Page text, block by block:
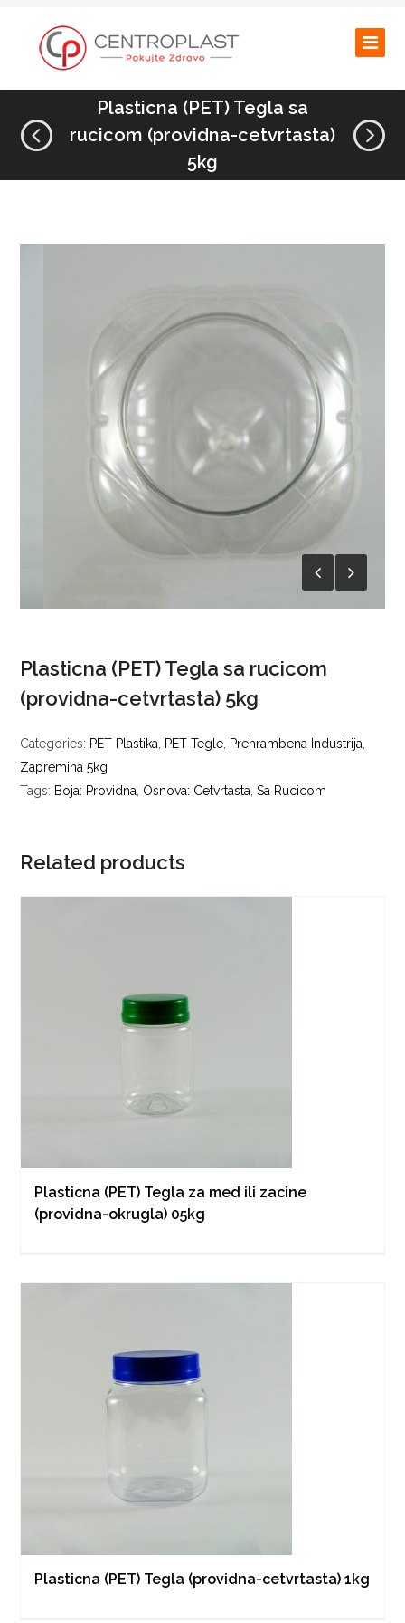
Plasticna (PET) Tegla sa
rucicom (providna-cetvrtasta)
5kg
Plasticna (PET) Tegla sa rucicom
(providna-cetvrtasta) 5kg
Categories: PET Plastika PET Tegle Prehrambena Industrija
Zapremina 5kg
Tags: Boja: Providna Osnova: Cetvrtasta ,Sa Rucicom
Related products
Plasticna (PET) Tegla za med ili zacine
(providna-okrugla) 05kg
Plasticna (PET) Tegla (providna-cetvrtasta) 1kg